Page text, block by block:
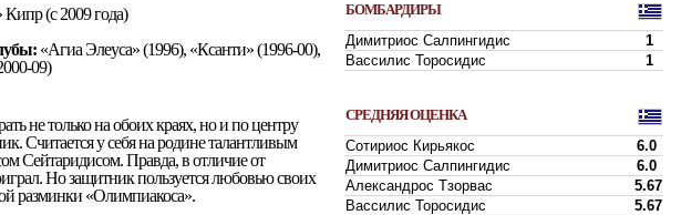
(с 2009 года)
«Агиа Элеуса» (1996), «Ксанти» (1996-00),
09)
не только на обоих краях, но и по центру
Считается у себя на родине талантливым
Сейтаридисом. Правда, в отличие от
Но защитник пользуется любовью своих
разминки «Олимпиакоса».
БОМБАРДИРЫ
Димитриос Салпингидис
1
Вассилис Торосидис
1
СРЕДНЯЯ ОЦЕНКА
Сотириос Кирьякос
6.0
Димитриос Салпингидис
6.0
Александрос Тзорвас
5.67
Вассилис Торосидис
5.67